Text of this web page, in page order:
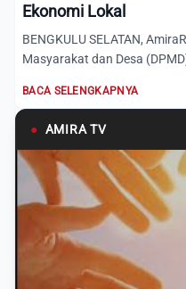
Ekonomi Lokal
BENGKULU SELATAN,
Masyarakat dan Desa
BACA SELENGKAPNYA
● AMIRA TV